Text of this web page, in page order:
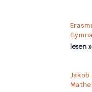
lesen »
Jakob